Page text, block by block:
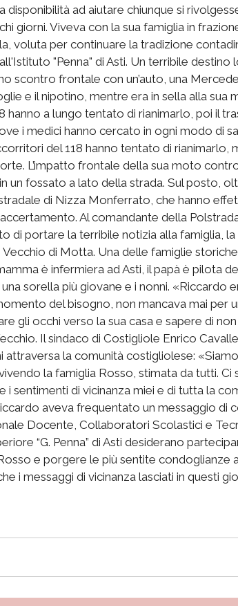
disponibilità ad aiutare chiunque si
giorni. Viveva con la sua famiglia in
voluta per continuare la tradizione
"Penna" di Asti. Un terribile destino
scontro frontale con un’auto, una
e il nipotino, mentre era in sella alla sua
hanno a lungo tentato di rianimarlo, poi il
i medici hanno cercato in ogni modo di
del 118 hanno tentato di rianimarlo,
L’impatto frontale della sua moto
fossato a lato della strada. Sul posto,
di Nizza Monferrato, che hanno
Al comandante della
di portare la terribile notizia alla famiglia, la
di Motta. Una delle famiglie
è infermiera ad Asti, il papà è pilota
sorella più giovane e i nonni. «Riccardo
del bisogno, non mancava mai per
gli occhi verso la sua casa e sapere di
Il sindaco di Costigliole Enrico
la comunità costigliolese:
la famiglia Rosso, stimata da tutti. Ci
sentimenti di vicinanza miei e di tutta la
aveva frequentato un messaggio di
Docente, Collaboratori Scolastici e
“G. Penna” di Asti desiderano
e porgere le più sentite condoglianze
i messaggi di vicinanza lasciati in questi